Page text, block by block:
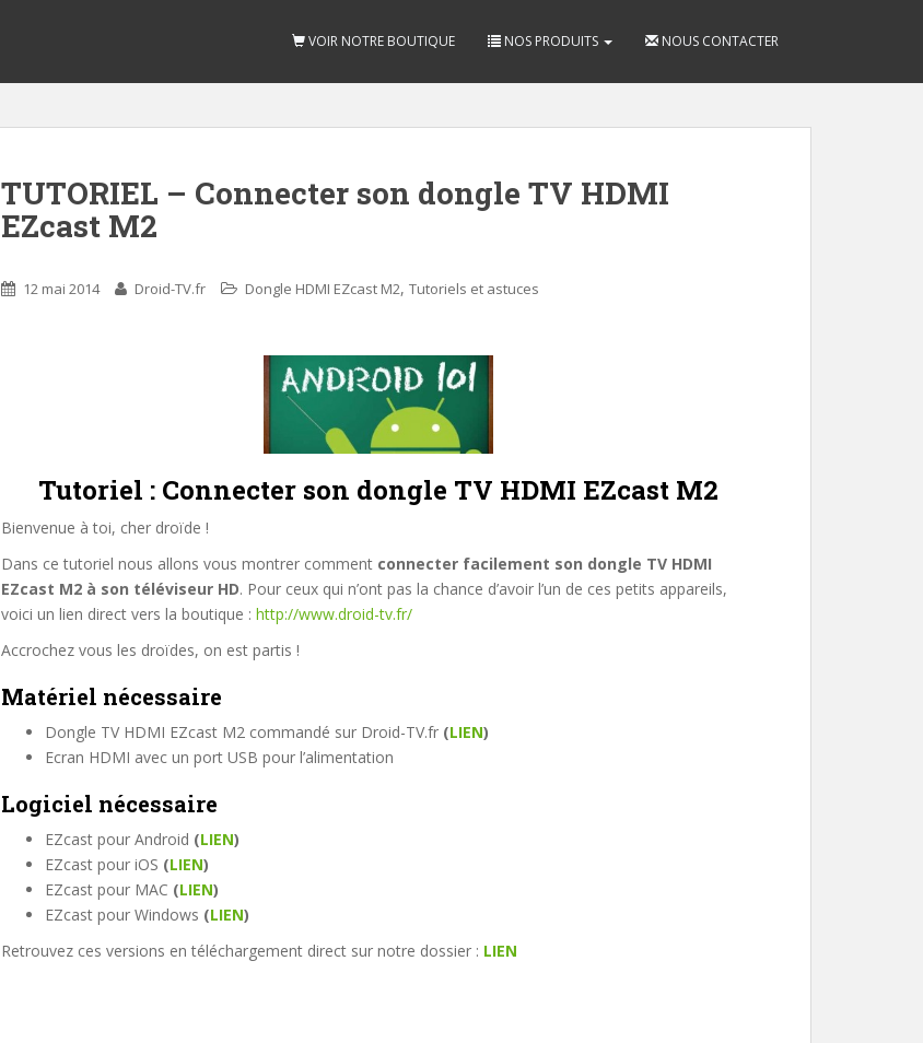
VOIR NOTRE BOUTIQUE NOS PRODUITS NOUS CONTACTER
TUTORIEL – Connecter son dongle TV HDMI
EZcast M2
12 mai 2014 Droid-TV.fr Dongle HDMI EZcast M2, Tutoriels et astuces
Tutoriel : Connecter son dongle TV HDMI EZcast M2
Bienvenue à toi, cher droïde !
Dans ce tutoriel nous allons vous montrer comment connecter facilement son dongle TV HDMI
EZcast M2 à son téléviseur HD. Pour ceux qui n’ont pas la chance d’avoir l’un de ces petits appareils,
voici un lien direct vers la boutique : http://www.droid-tv.fr/
Accrochez vous les droïdes, on est partis !
Matériel nécessaire
Dongle TV HDMI EZcast M2 commandé sur Droid-TV.fr (LIEN)
Ecran HDMI avec un port USB pour l’alimentation
Logiciel nécessaire
EZcast pour Android (LIEN)
EZcast pour iOS (LIEN)
EZcast pour MAC (LIEN)
EZcast pour Windows (LIEN)
Retrouvez ces versions en téléchargement direct sur notre dossier : LIEN